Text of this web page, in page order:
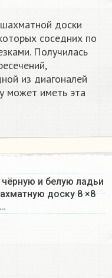
доски
соседних по
Получилась
из диагоналей
может иметь эта
и белую ладьи
доску 8 ×8